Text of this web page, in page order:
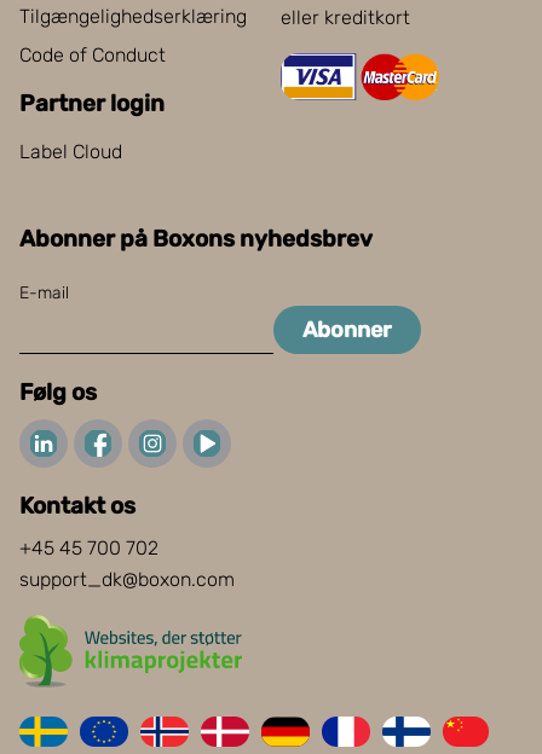
Tilgængelighedserklæring
Code of Conduct
Partner login
Label Cloud
eller kreditkort
Abonner på Boxons nyhedsbrev
E-mail
Abonner
Følg os
Kontakt os
+45 45 700 702
support_dk@boxon.com